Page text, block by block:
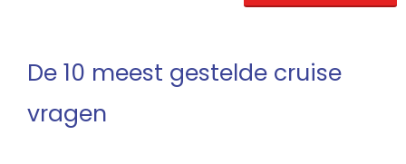
De 10 meest gestelde cruise
vragen